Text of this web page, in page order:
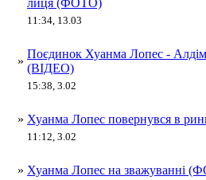
11:34, 13.03
»
Поєдинок Хуанма Лопес -
(ВІДЕО)
15:38, 3.02
» Хуанма Лопес повернувся в
11:12, 3.02
» Хуанма Лопес на зважуванні